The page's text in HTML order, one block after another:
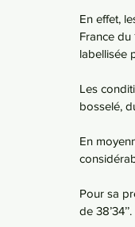
En effet,
France du
labellisée
Les
bosselé,
En
Pour sa
de 38’34’’.